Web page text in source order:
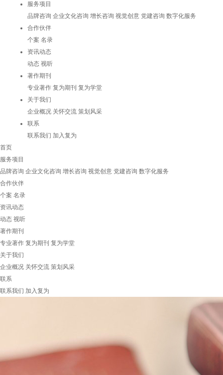
服务项目
品牌咨询 企业文化咨询 增长咨询 视觉创意 党建咨询 数字化服务
合作伙伴
个案 名录
资讯动态
动态 视听
著作期刊
专业著作 复为期刊 复为学堂
关于我们
企业概况 关怀交流 策划风采
联系
联系我们 加入复为
首页
服务项目
品牌咨询 企业文化咨询 增长咨询 视觉创意 党建咨询 数字化服务
合作伙伴
个案 名录
资讯动态
动态 视听
著作期刊
专业著作 复为期刊 复为学堂
关于我们
企业概况 关怀交流 策划风采
联系
联系我们 加入复为